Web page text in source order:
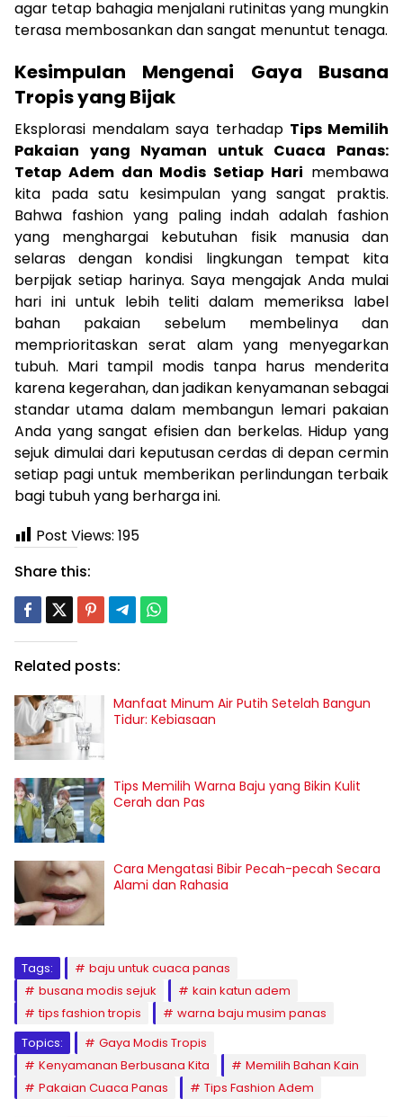
agar tetap bahagia menjalani rutinitas yang mungkin
terasa membosankan dan sangat menuntut tenaga.
Kesimpulan Mengenai Gaya Busana
Tropis yang Bijak
Eksplorasi mendalam saya terhadap Tips Memilih
Pakaian yang Nyaman untuk Cuaca Panas:
Tetap Adem dan Modis Setiap Hari membawa
kita pada satu kesimpulan yang sangat praktis.
Bahwa fashion yang paling indah adalah fashion
yang menghargai kebutuhan fisik manusia dan
selaras dengan kondisi lingkungan tempat kita
berpijak setiap harinya. Saya mengajak Anda mulai
hari ini untuk lebih teliti dalam memeriksa label
bahan pakaian sebelum membelinya dan
memprioritaskan serat alam yang menyegarkan
tubuh. Mari tampil modis tanpa harus menderita
karena kegerahan, dan jadikan kenyamanan sebagai
standar utama dalam membangun lemari pakaian
Anda yang sangat efisien dan berkelas. Hidup yang
sejuk dimulai dari keputusan cerdas di depan cermin
setiap pagi untuk memberikan perlindungan terbaik
bagi tubuh yang berharga ini.
Post Views: 195
Share this:
Related posts:
Manfaat Minum Air Putih Setelah Bangun
Tidur: Kebiasaan
Tips Memilih Warna Baju yang Bikin Kulit
Cerah dan Pas
Cara Mengatasi Bibir Pecah-pecah Secara
Alami dan Rahasia
Tags:
baju untuk cuaca panas
busana modis sejuk
kain katun adem
tips fashion tropis
warna baju musim panas
Topics:
Gaya Modis Tropis
Kenyamanan Berbusana Kita
Memilih Bahan Kain
Pakaian Cuaca Panas
Tips Fashion Adem